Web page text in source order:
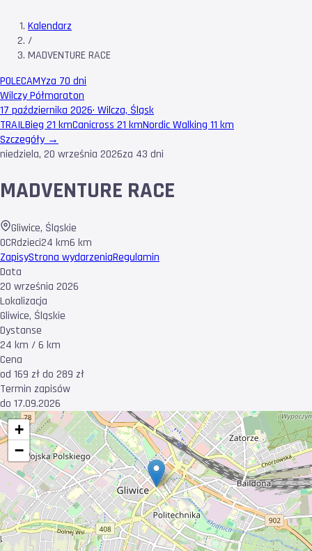
Kalendarz
/
MADVENTURE RACE
POLECAMYza 70 dni
Wilczy Półmaraton
17 października 2026· Wilcza, Śląsk
TRAILBieg 21 kmCanicross 21 kmNordic Walking 11 km
Szczegóły →
niedziela, 20 września 2026za 43 dni
MADVENTURE RACE
Gliwice, Śląskie
OCRdzieci24 km6 km
ZapisyStrona wydarzeniaRegulamin
Data
20 września 2026
Lokalizacja
Gliwice, Śląskie
Dystanse
24 km / 6 km
Cena
od 169 zł do 289 zł
Termin zapisów
do 17.09.2026
+
−